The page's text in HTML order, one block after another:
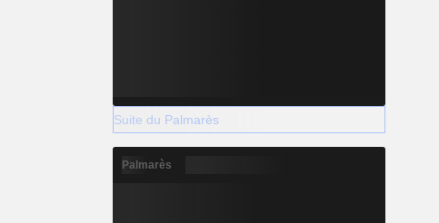
Suite du Palmarès
Palmarès